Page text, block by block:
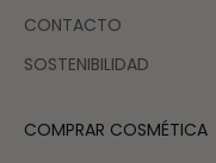
CONTACTO
SOSTENIBILIDAD
COMPRAR COSMÉTICA